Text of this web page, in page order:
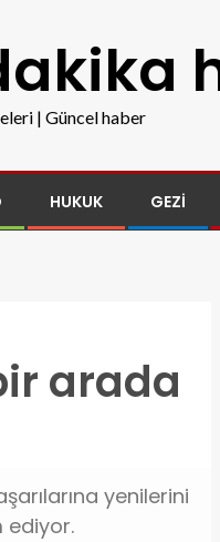
| Güncel haber
HUKUK GEZI
arada
yenilerini
ediyor.